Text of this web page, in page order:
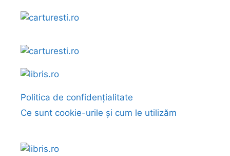
Politica de confidențialitate
Ce sunt cookie-urile și cum le utilizăm